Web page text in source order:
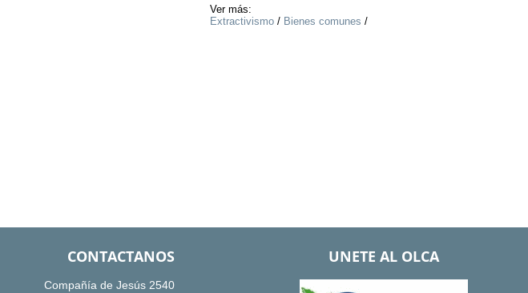
Ver más:
Extractivismo/ Bienes comunes /
CONTACTANOS
Compañía de Jesús 2540
UNETE AL OLCA